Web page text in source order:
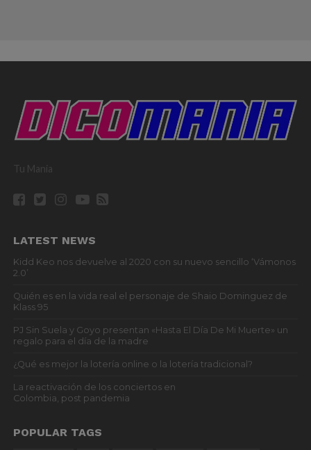
Tu Mania
LATEST NEWS
Kidd Keo nos devuelve al 2020 con su nuevo sencillo ‘Vámonos
2.0’
Quién es en la vida real el personaje de Shaio Dominguez de
Klass 95
PJ Sin Suela y Goyo presentan «Hasta El Día De Mi Muerte» un
regalo para el día de la madre
¿Qué es mejor la lotería online o la lotería tradicional?
La reactivación de los conciertos en
Colombia, post pandemia
POPULAR TAGS